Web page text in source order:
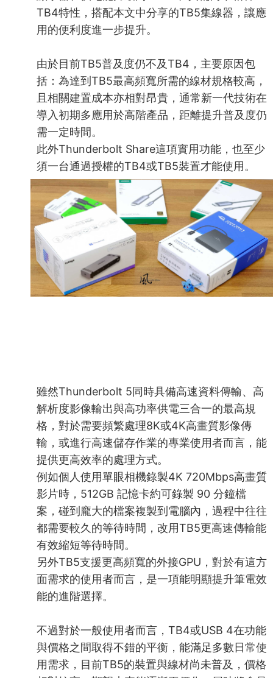
TB4特性，搭配本文中分享的TB5集線器，讓應
用的便利度進一步提升。
由於目前TB5普及度仍不及TB4，主要原因包
括：為達到TB5最高頻寬所需的線材規格較高，
且相關建置成本亦相對昂貴，通常新一代技術在
導入初期多應用於高階產品，距離提升普及度仍
需一定時間。
此外Thunderbolt Share這項實用功能，也至少
須一台通過授權的TB4或TB5裝置才能使用。
雖然Thunderbolt 5同時具備高速資料傳輸、高
解析度影像輸出與高功率供電三合一的最高規
格，對於需要頻繁處理8K或4K高畫質影像傳
輸，或進行高速儲存作業的專業使用者而言，能
提供更高效率的處理方式。
例如個人使用單眼相機錄製4K 720Mbps高畫質
影片時，512GB 記憶卡約可錄製 90 分鐘檔
案，碰到龐大的檔案複製到電腦內，過程中往往
都需要較久的等待時間，改用TB5更高速傳輸能
有效縮短等待時間。
另外TB5支援更高頻寬的外接GPU，對於有這方
面需求的使用者而言，是一項能明顯提升筆電效
能的進階選擇。
不過對於一般使用者而言，TB4或USB 4在功能
與價格之間取得不錯的平衡，能滿足多數日常使
用需求，目前TB5的裝置與線材尚未普及，價格